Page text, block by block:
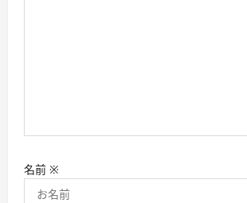
名前 ※